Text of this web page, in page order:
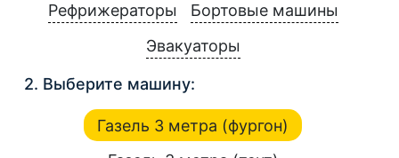
Рефрижераторы
Бортовые машины
Эвакуаторы
2. Выберите машину:
Газель 3 метра (фургон)